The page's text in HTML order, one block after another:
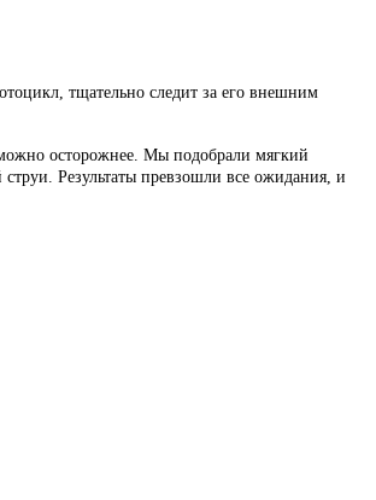
тщательно следит за его внешним
осторожнее. Мы подобрали мягкий
Результаты превзошли все ожидания, и